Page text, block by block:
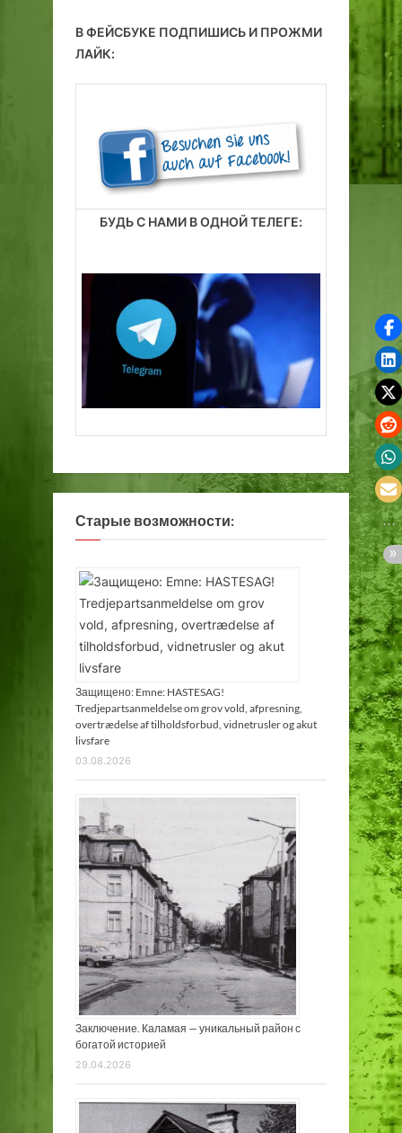
В ФЕЙСБУКЕ ПОДПИШИСЬ И ПРОЖМИ
ЛАЙК:
БУДЬ С НАМИ В ОДНОЙ ТЕЛЕГЕ:
Старые возможности:
Защищено: Emne: HASTESAG!
Tredjepartsanmeldelse om grov vold, afpresning,
overtrædelse af tilholdsforbud, vidnetrusler og akut
livsfare
03.08.2026
Заключение. Каламая — уникальный район с
богатой историей
29.04.2026